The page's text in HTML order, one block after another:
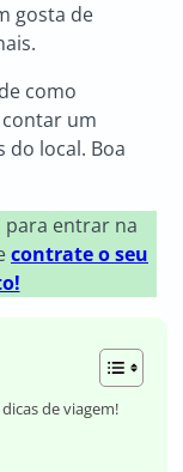
gosta de
como
um
do local. Boa
para entrar na
contrate o seu
de viagem!